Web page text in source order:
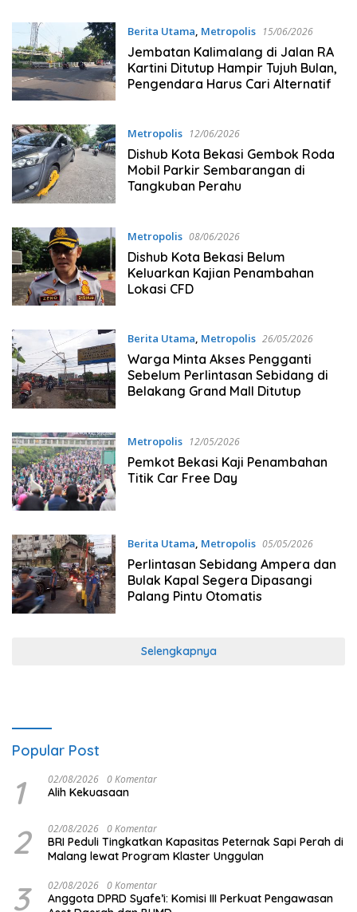
Berita Utama, Metropolis 15/06/2026
Jembatan Kalimalang di Jalan RA
Kartini Ditutup Hampir Tujuh Bulan,
Pengendara Harus Cari Alternatif
Metropolis 12/06/2026
Dishub Kota Bekasi Gembok Roda
Mobil Parkir Sembarangan di
Tangkuban Perahu
Metropolis 08/06/2026
Dishub Kota Bekasi Belum
Keluarkan Kajian Penambahan
Lokasi CFD
Berita Utama, Metropolis 26/05/2026
Warga Minta Akses Pengganti
Sebelum Perlintasan Sebidang di
Belakang Grand Mall Ditutup
Metropolis 12/05/2026
Pemkot Bekasi Kaji Penambahan
Titik Car Free Day
Berita Utama, Metropolis 05/05/2026
Perlintasan Sebidang Ampera dan
Bulak Kapal Segera Dipasangi
Palang Pintu Otomatis
Selengkapnya
Popular Post
1 02/08/2026 0 Komentar
Alih Kekuasaan
2 02/08/2026 0 Komentar
BRI Peduli Tingkatkan Kapasitas Peternak Sapi Perah di
Malang lewat Program Klaster Unggulan
3 02/08/2026 0 Komentar
Anggota DPRD Syafe’i: Komisi III Perkuat Pengawasan